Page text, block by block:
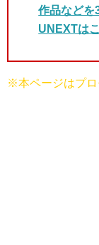
作品などを
UNEXTは
※本ページはプロ